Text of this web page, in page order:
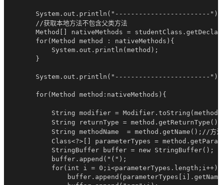
        System.out.println("------------------------");
        //获取本地方法不包含父类方法
Method[] nativeMethods =
        for(Method method : nativeMethods){
            System.out.println(method);
        }
        System.out.println("------------------------");
        for(Method method:nativeMethods){
String modifier =
String returnType =
String methodName  = method.getName();//方法
Class<?>[] parameterTypes =
            StringBuffer buffer = new StringBuffer();
            buffer.append("(");
            for(int i = 0;i<parameterTypes.length;i++){